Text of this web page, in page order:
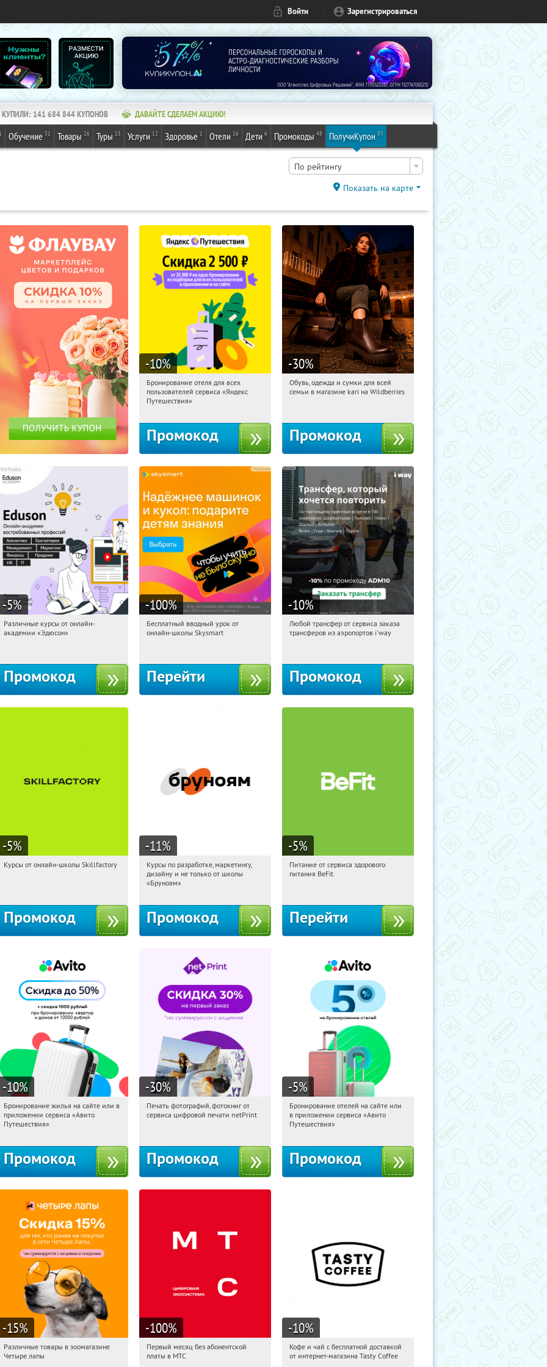
Войти Зарегистрироваться
КУПИЛИ: 141 684 844КУПОНОВ ДАВАЙТЕ СДЕЛАЕМ АКЦИЮ!
1 Обучение 31 Товары 26 Туры 13 Услуги 12 Здоровье 1 Отели 16 Дети 6 Промокоды 48 ПолучиКупон 83
По рейтингу
Показать на карте
-10%
22:16:46
Получи первым!
Россия
Бронирование отеля для всех
пользователей сервиса «Яндекс
Путешествия»
Промокод
-30%
22:16:46 Получили:
Обувь, одежда и сумки для всей
семьи в магазине kari на Wildberries
Промокод
-5%
22:16:46 Получили:
Различные курсы от онлайн-
академии «Эдюсон»
Промокод
-100%
22:16:46
Получи первым!
Бесплатный вводный урок от
онлайн-школы Skysmart
Перейти
-10%
22:16:46
Получи первым!
Любой трансфер от сервиса заказа
трансферов из аэропортов i'way
Промокод
-5%
22:16:46
Получи первым!
Курсы от онлайн-школы Skillfactory
Промокод
-11%
22:16:46
Получи первым!
Россия
Курсы по разработке, маркетингу,
дизайну и не только от школы
«Бруноям»
Промокод
-5%
22:16:46
Получи первым!
Питание от сервиса здорового
питания BeFit
Перейти
-10%
22:16:46 Получили:11
Россия
Бронирование жилья на сайте или в
приложении сервиса «Авито
Путешествия»
Промокод
-30%
22:16:46 Получили:
Печать фотографий, фотокниг от
сервиса цифровой печати netPrint
Промокод
-5%
22:16:46
Получи первым!
Россия
Бронирование отелей на сайте или
в приложении сервиса «Авито
Путешествия»
Промокод
-15%
22:16:46
Получи первым!
Различные товары в зоомагазине
Четыре лапы
-100%
22:16:46
Получи первым!
Первый месяц без абонентской
платы в МТС
-10%
22:16:46
Получи первым!
Кофе и чай с бесплатной доставкой
от интернет-магазина Tasty Coffee